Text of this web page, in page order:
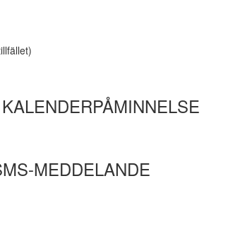
KALENDERPÅMINNELSE
MEDDELANDE